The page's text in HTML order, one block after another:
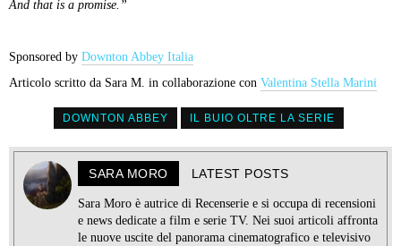
And that is a promise.”
Sponsored by Downton Abbey Italia
Articolo scritto da Sara M. in collaborazione con Valentina Stella Marini
DOWNTON ABBEY IL BUIO OLTRE LA SERIE
SARA MORO LATEST POSTS
Sara Moro è autrice di Recenserie e si occupa di recensioni
e news dedicate a film e serie TV. Nei suoi articoli affronta
le nuove uscite del panorama cinematografico e televisivo